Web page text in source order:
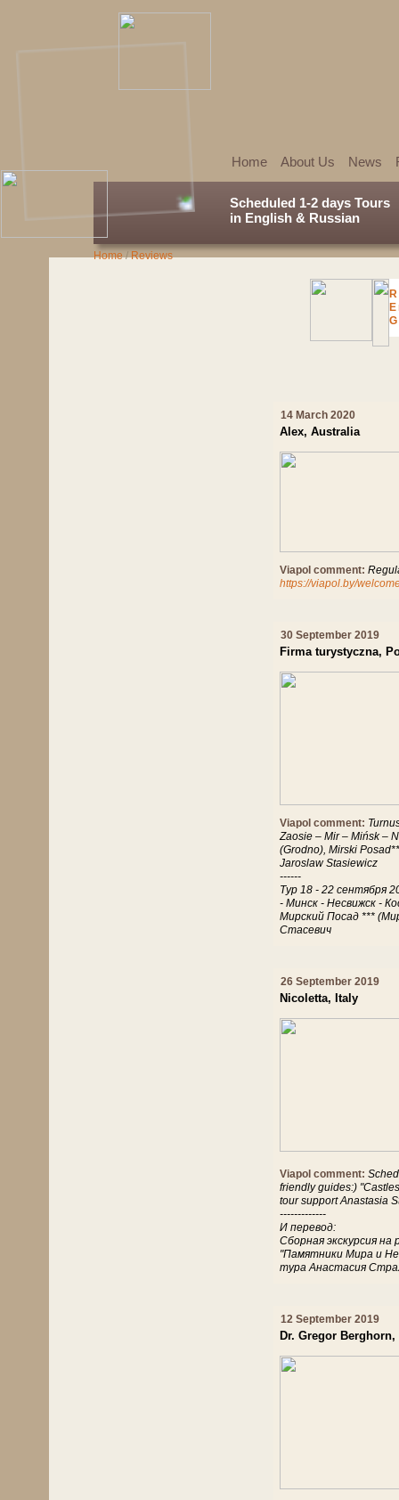
Home About Us News
Scheduled 1-2 days Tours
in English & Russian
Home/Reviews
14 March 2020
Alex, Australia
Viapol comment:
https://viapol.by/
30 September 2019
Firma turystyczna,
Viapol comment:
Zaosie – Mir – Mińsk –
(Grodno), Mirski
Jaroslaw Stasiewicz
------
Тур 18 - 22 сентября
- Минск - Несвижск -
Мирский Посад ***
Стасевич
26 September 2019
Nicoletta, Italy
Viapol comment:
friendly guides:)
tour support Anastasia
-------------
И перевод:
Сборная экскурсия
"Памятники Мира и
тура Анастасия
12 September 2019
Dr. Gregor Berghorn,